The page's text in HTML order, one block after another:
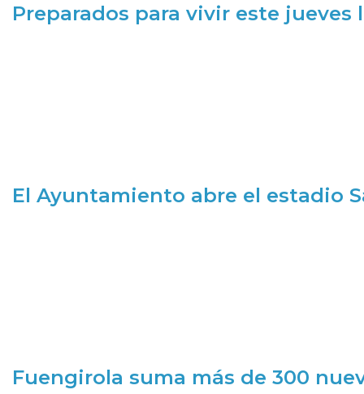
Preparados para vivir este jueves
El Ayuntamiento abre el estadio
Fuengirola suma más de 300